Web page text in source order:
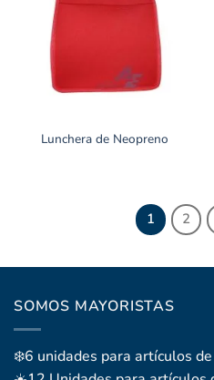
Lunchera de Neopreno
1 2
SOMOS MAYORISTAS
❄️6 unidades para artículos